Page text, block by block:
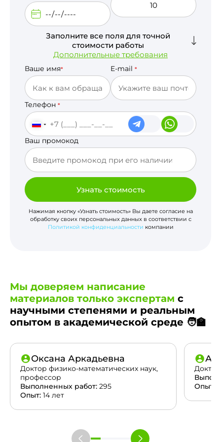
Заполните все поля для точной
стоимости работы
Дополнительные требования
Ваше имя* E-mail *
Телефон *
Ваш промокод
Узнать стоимость
Нажимая кнопку «Узнать стоимость» Вы даете согласие на
обработку своих персональных данных в соответствии с
Политикой конфиденциальности компании
Мы доверяем написание
материалов только экспертам с
научными степенями и реальным
опытом в академической среде 🧑‍🏫
Оксана Аркадьевна
Доктор физико-математических наук,
профессор
Выполненных работ: 295
Опыт: 14 лет
Опыт: